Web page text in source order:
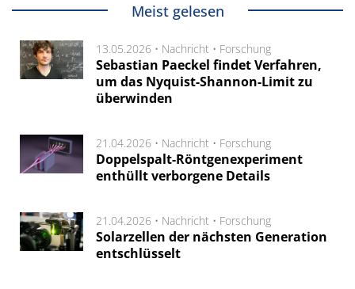
Meist gelesen
13.05.2026 • Nachricht • Forschung
Sebastian Paeckel findet Verfahren,
um das Nyquist-Shannon-Limit zu
überwinden
21.04.2026 • Nachricht • Forschung
Doppelspalt-Röntgenexperiment
enthüllt verborgene Details
21.04.2026 • Nachricht • Forschung
Solarzellen der nächsten Generation
entschlüsselt